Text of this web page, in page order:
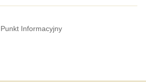
Punkt Informacyjny